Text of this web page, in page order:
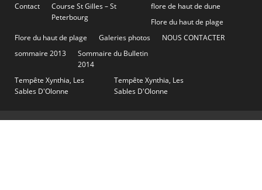
Contact
Course St Gilles – St
Peterbourg
flore de haut de dune
Flore du haut de plage
Flore du haut de plage
Galeries photos
NOUS CONTACTER
sommaire 2013
Sommaire du Bulletin
2014
Tempête Xynthia, Les
Sables D'Olonne
Tempête Xynthia, Les
Sables D'Olonne